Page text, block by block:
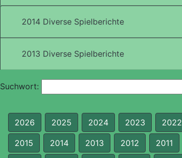
2014 Diverse Spielberichte
2013 Diverse Spielberichte
Suchwort:
2026 2025 2024 2023 2022
2015 2014 2013 2012 2011